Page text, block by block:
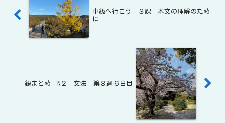
中級へ行こう ３課 本文の理解のため
に
総まとめ N２ 文法 第３週６日目